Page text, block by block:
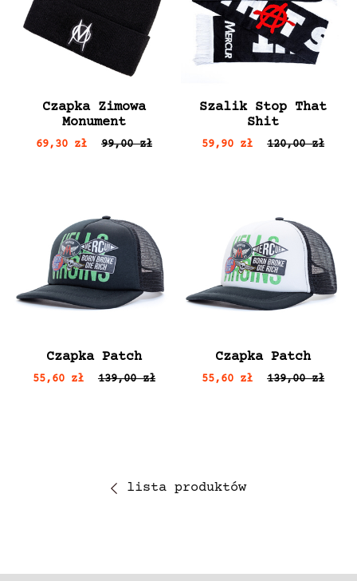
Czapka Zimowa
Monument
69,30 zł 99,00 zł
Szalik Stop That
Shit
59,90 zł 120,00 zł
Czapka Patch
55,60 zł 139,00 zł
Czapka Patch
55,60 zł 139,00 zł
lista produktów